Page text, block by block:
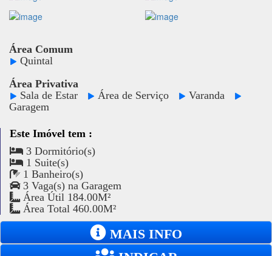
Área Comum
Quintal
Área Privativa
Sala de Estar
Área de Serviço
Varanda
Garagem
Este Imóvel tem :
3 Dormitório(s)
1 Suite(s)
1 Banheiro(s)
3 Vaga(s) na Garagem
Área Útil 184.00M²
Área Total 460.00M²
MAIS INFO